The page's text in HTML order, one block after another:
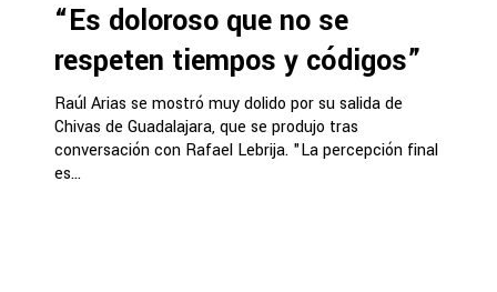
“Es doloroso que no se
respeten tiempos y códigos”
Raúl Arias se mostró muy dolido por su salida de
Chivas de Guadalajara, que se produjo tras
conversación con Rafael Lebrija. "La percepción final
es...